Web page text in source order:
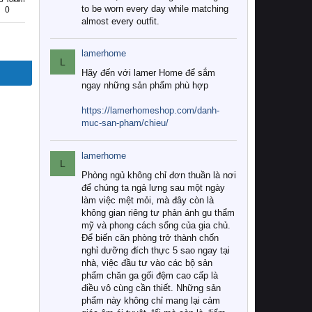
0
to be worn every day while matching
almost every outfit.
L
lamerhome
Hãy đến với lamer Home để sắm
ngay những sản phẩm phù hợp
https://lamerhomeshop.com/danh-
muc-san-pham/chieu/
L
lamerhome
Phòng ngủ không chỉ đơn thuần là nơi
để chúng ta ngả lưng sau một ngày
làm việc mệt mỏi, mà đây còn là
không gian riêng tư phản ánh gu thẩm
mỹ và phong cách sống của gia chủ.
Để biến căn phòng trở thành chốn
nghỉ dưỡng đích thực 5 sao ngay tại
nhà, việc đầu tư vào các bộ sản
phẩm chăn ga gối đệm cao cấp là
điều vô cùng cần thiết. Những sản
phẩm này không chỉ mang lại cảm